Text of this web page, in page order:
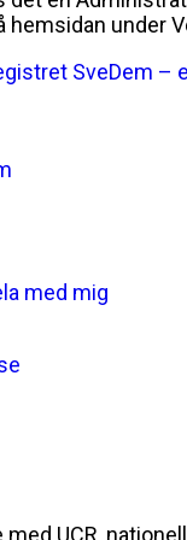
hemsidan
SveDem
med mig